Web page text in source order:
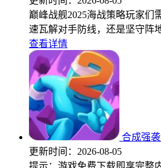
巅峰战舰2025海战策略玩家们
速瓦解对手防线，还是坚守阵
查看详情
合成强
更新时间： 2026-08-05
提示：游戏免费下载即享完整